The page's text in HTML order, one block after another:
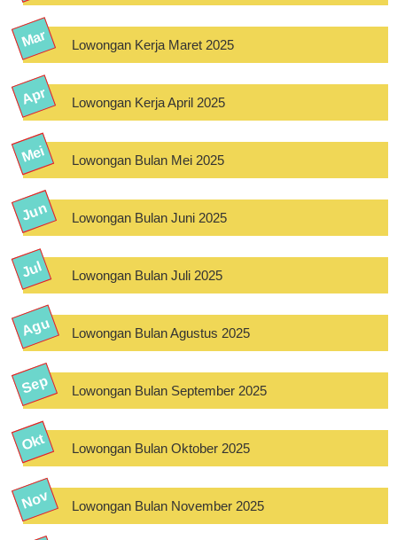
Lowongan Kerja Maret 2025
Lowongan Kerja April 2025
Lowongan Bulan Mei 2025
Lowongan Bulan Juni 2025
Lowongan Bulan Juli 2025
Lowongan Bulan Agustus 2025
Lowongan Bulan September 2025
Lowongan Bulan Oktober 2025
Lowongan Bulan November 2025